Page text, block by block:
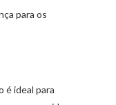
para os
é ideal para